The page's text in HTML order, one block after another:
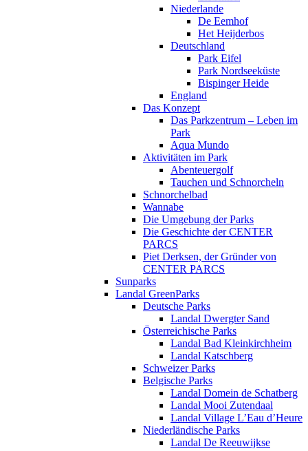
Niederlande
De Eemhof
Het Heijderbos
Deutschland
Park Eifel
Park Nordseeküste
Bispinger Heide
England
Das Konzept
Das Parkzentrum – Leben im
Park
Aqua Mundo
Aktivitäten im Park
Abenteuergolf
Tauchen und Schnorcheln
Schnorchelbad
Wannabe
Die Umgebung der Parks
Die Geschichte der CENTER
PARCS
Piet Derksen, der Gründer von
CENTER PARCS
Sunparks
Landal GreenParks
Deutsche Parks
Landal Dwergter Sand
Österreichische Parks
Landal Bad Kleinkirchheim
Landal Katschberg
Schweizer Parks
Belgische Parks
Landal Domein de Schatberg
Landal Mooi Zutendaal
Landal Village L’Eau d’Heure
Niederländische Parks
Landal De Reeuwijkse